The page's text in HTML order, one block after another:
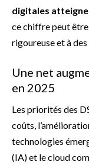
digitales
ce chiffre peut
rigoureuse et à
Une net
en 2025
Les priorités des
coûts,
technologies
(IA) et le cloud